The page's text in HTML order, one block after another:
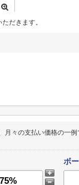
だきます。
月々の支払い価格の一
ボ